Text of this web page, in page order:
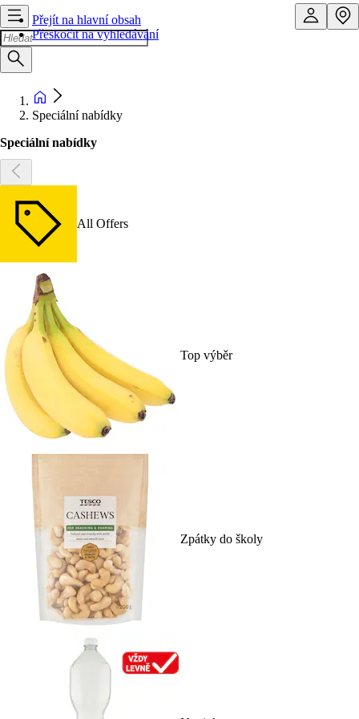
Přejít na hlavní obsah
Přeskočit na vyhledávání
Speciální nabídky
Speciální nabídky
All Offers
Top výběr
Zpátky do školy